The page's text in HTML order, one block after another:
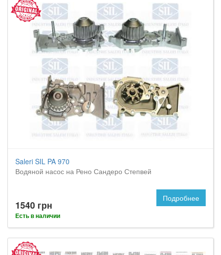
Saleri SIL PA 970
Водяной насос на Рено Сандеро Степвей
1540 грн
Есть в наличии
Подробнее